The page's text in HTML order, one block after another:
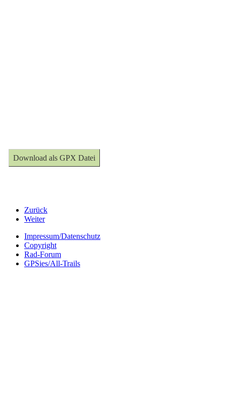
Download als GPX Datei
Zurück
Weiter
Impressum/Datenschutz
Copyright
Rad-Forum
GPSies/All-Trails